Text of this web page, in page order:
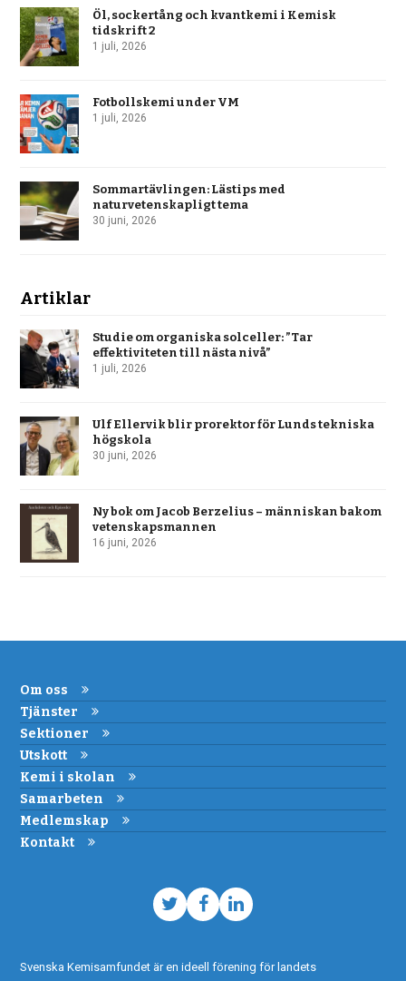
Öl, sockertång och kvantkemi i Kemisk
tidskrift 2
1 juli, 2026
Fotbollskemi under VM
1 juli, 2026
Sommartävlingen: Lästips med
naturvetenskapligt tema
30 juni, 2026
Artiklar
Studie om organiska solceller: ”Tar
effektiviteten till nästa nivå”
1 juli, 2026
Ulf Ellervik blir prorektor för Lunds tekniska
högskola
30 juni, 2026
Ny bok om Jacob Berzelius – människan bakom
vetenskapsmannen
16 juni, 2026
Om oss
Tjänster
Sektioner
Utskott
Kemi i skolan
Samarbeten
Medlemskap
Kontakt
TwitterFacebook
LinkedIn
Svenska Kemisamfundet är en ideell förening för landets